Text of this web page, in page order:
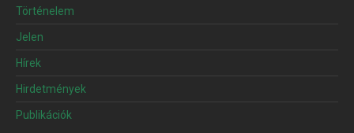
Történelem
Jelen
Hírek
Hirdetmények
Publikációk